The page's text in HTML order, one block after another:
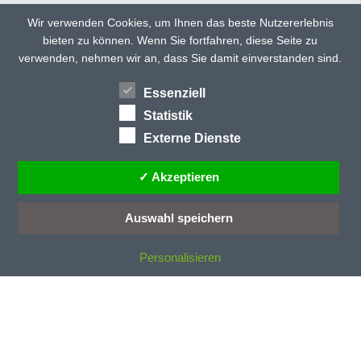
C
CD 150
CD 150 ultra
CD 78
Dämmstoff
HÄNDLERSUCHE
TWITTER FACEBOOK
Wir verwenden Cookies, um Ihnen das beste Nutzererlebnis
bieten zu können. Wenn Sie fortfahren, diese Seite zu
verwenden, nehmen wir an, dass Sie damit einverstanden sind.
Essenziell
Statistik
Externe Dienste
✓ Akzeptieren
Auswahl speichern
Personalisieren